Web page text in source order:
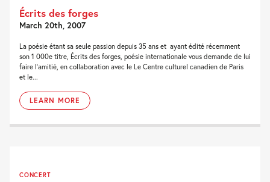
Écrits des forges
March 20th, 2007
La poésie étant sa seule passion depuis 35 ans et ayant édité récemment
son 1 000e titre, Écrits des forges, poésie internationale vous demande de lui
faire l’amitié, en collaboration avec le Le Centre culturel canadien de Paris
et le...
LEARN MORE
CONCERT